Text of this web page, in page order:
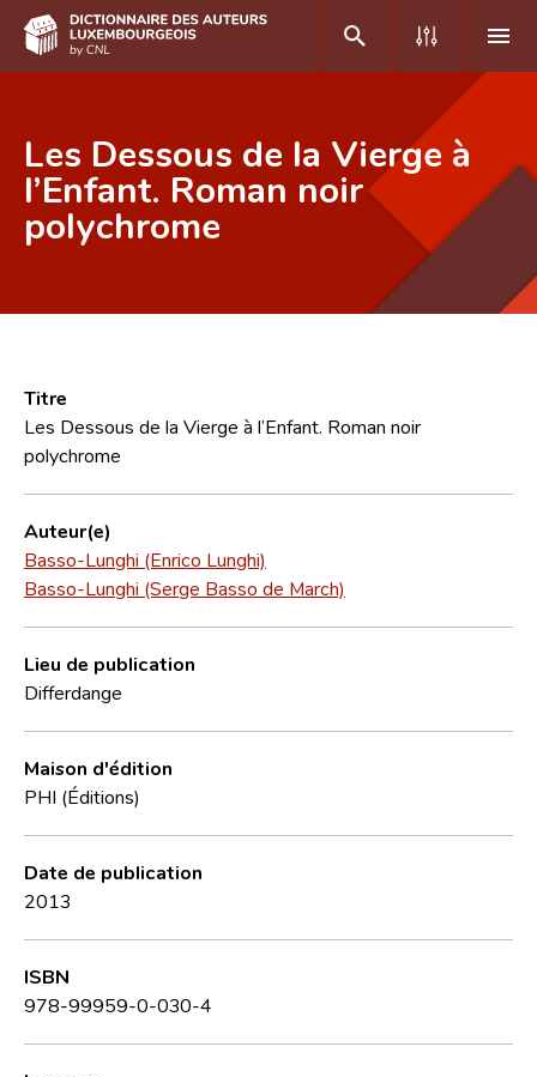
DE FR
Accueil
Recherche avancée
CNL
Équipe scientifique
Les Dessous de la Vierge à
l’Enfant. Roman noir
polychrome
Titre
Les Dessous de la Vierge à l’Enfant. Roman noir
polychrome
Auteur(e)
Basso-Lunghi (Enrico Lunghi)
Basso-Lunghi (Serge Basso de March)
Lieu de publication
Differdange
Maison d'édition
PHI (Éditions)
Date de publication
2013
ISBN
978-99959-0-030-4